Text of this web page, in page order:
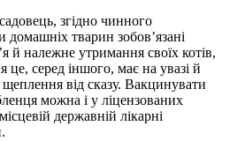
згідно чинного
домашніх тварин зобов’язані
й належне утримання своїх котів,
це, серед іншого, має на увазі й
від сказу. Вакцинувати
можна і у ліцензованих
державній лікарні